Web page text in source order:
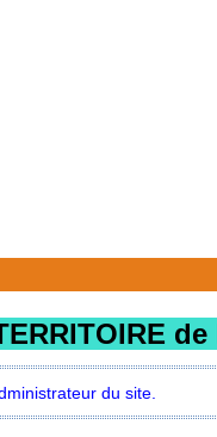
de
du site.